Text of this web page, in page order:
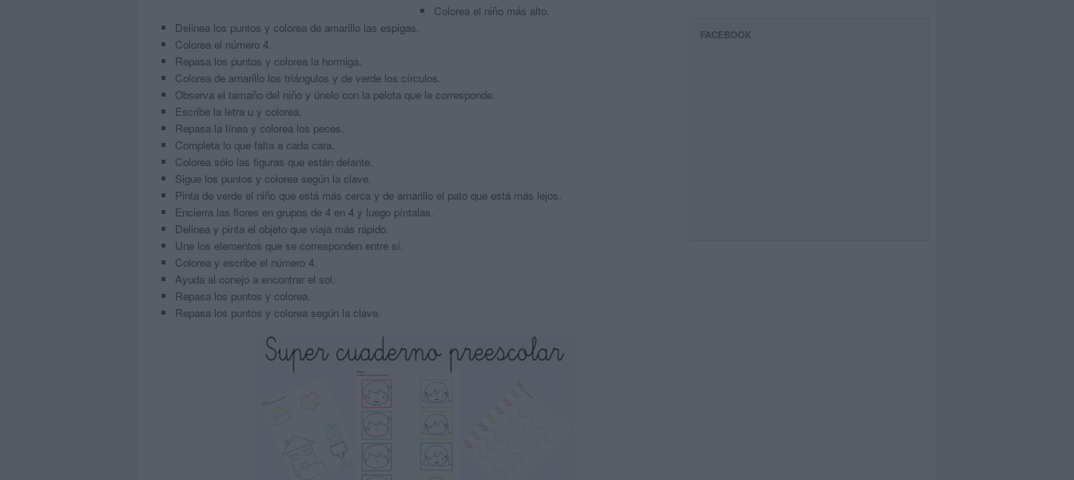
Colorea el niño más alto.
Delinea los puntos y colorea de amarillo las espigas.
Colorea el número 4.
Repasa los puntos y colorea la hormiga.
Colorea de amarillo los triángulos y de verde los círculos.
Observa el tamaño del niño y únelo con la pelota que le corresponde.
Escribe la letra u y colorea.
Repasa la línea y colorea los peces.
Completa lo que falta a cada cara.
Colorea sólo las figuras que están delante.
Sigue los puntos y colorea según la clave.
Pinta de verde el niño que está más cerca y de amarillo el pato que está más lejos.
Encierra las flores en grupos de 4 en 4 y luego píntalas.
Delinea y pinta el objeto que viaja más rápido.
Une los elementos que se corresponden entre sí.
Colorea y escribe el número 4.
Ayuda al conejo a encontrar el sol.
Repasa los puntos y colorea.
Repasa los puntos y colorea según la clave.
FACEBOOK